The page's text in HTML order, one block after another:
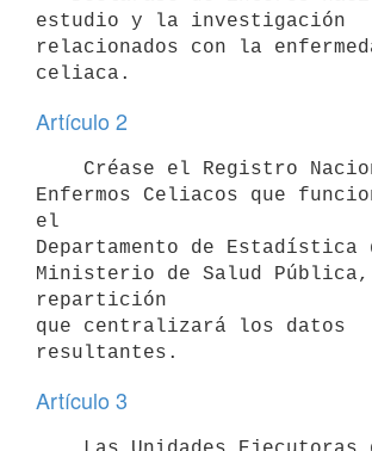
estudio y la investigación
relacionados con la
Artículo 2
Enfermos Celiacos que
el
Departamento de Estadística
Ministerio de Salud Pública,
repartición
que centralizará los datos
Artículo 3